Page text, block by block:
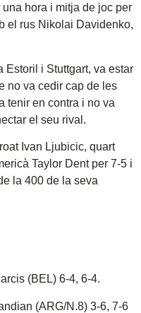
hora i mitja de joc per
el rus Nikolai Davidenko,
Estoril i Stuttgart, va estar
no va cedir cap de les
tenir en contra i no va
el seu rival.
Ivan Ljubicic, quart
Taylor Dent per 7-5 i
la 400 de la seva
(BEL) 6-4, 6-4.
(ARG/N.8) 3-6, 7-6